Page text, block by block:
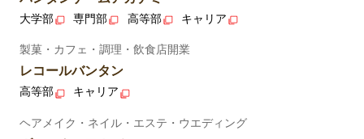
大学部 専門部 高等部 キャリア
製菓・カフェ・調理・飲食店開業
レコールバンタン
高等部 キャリア
ヘアメイク・ネイル・エステ・ウエディング